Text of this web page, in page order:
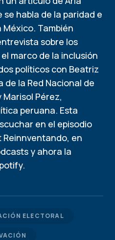
se habla de la paridad e
También
sobre los
marco de la inclusión
políticos con Beatriz
la Red Nacional de
Pérez,
peruana. Esta
en el episodio
en
y ahora la
ELECTORAL